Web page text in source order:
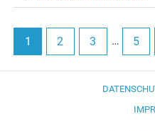
1 2 3 … 5